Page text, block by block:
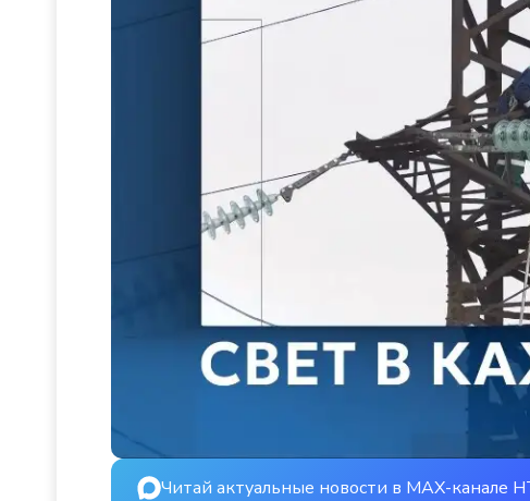
Читай актуальные новости в MAX-канале